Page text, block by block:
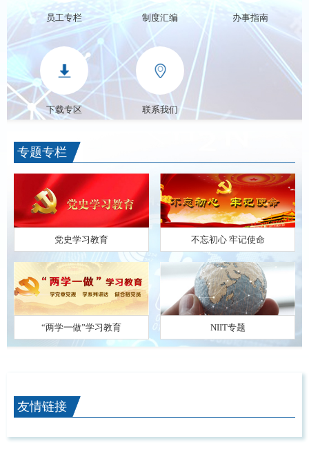
员工专栏 制度汇编 办事指南
下载专区 联系我们
专题专栏
党史学习教育 不忘初心 牢记使命
“两学一做”学习教育 NIIT专题
友情链接